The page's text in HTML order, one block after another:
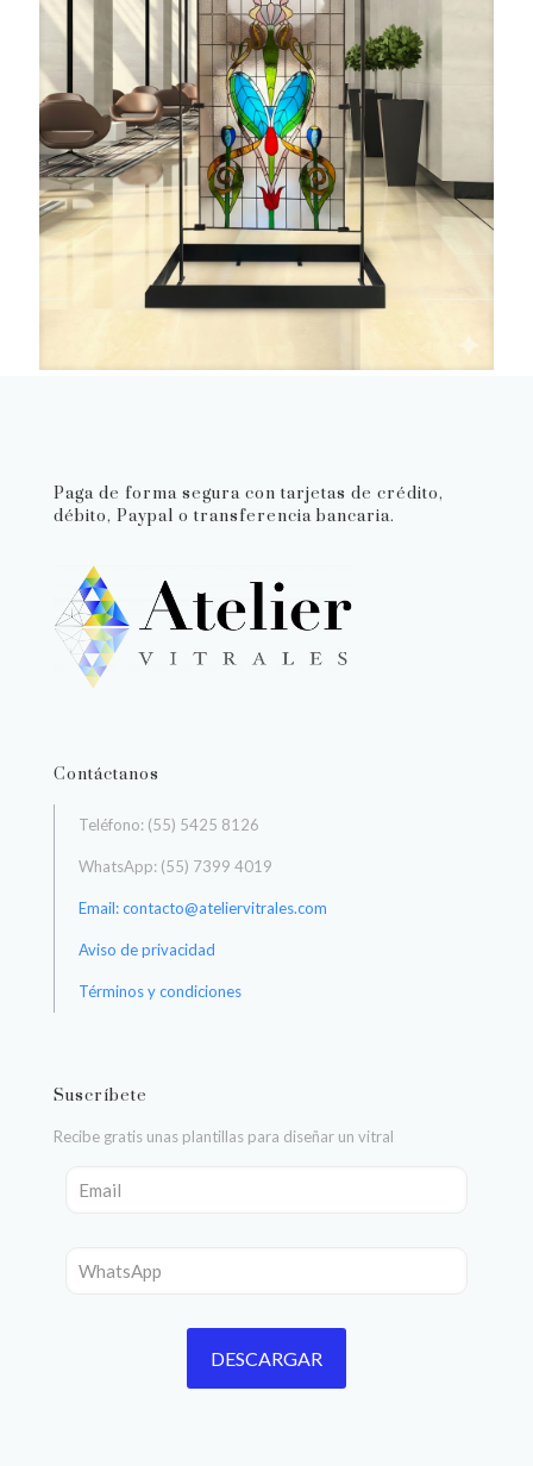
Paga de forma segura con tarjetas de crédito,
débito, Paypal o transferencia bancaria.
Contáctanos
Teléfono: (55) 5425 8126
WhatsApp: (55) 7399 4019
Email: contacto@ateliervitrales.com
Aviso de privacidad
Términos y condiciones
Suscríbete
Recibe gratis unas plantillas para diseñar un vitral